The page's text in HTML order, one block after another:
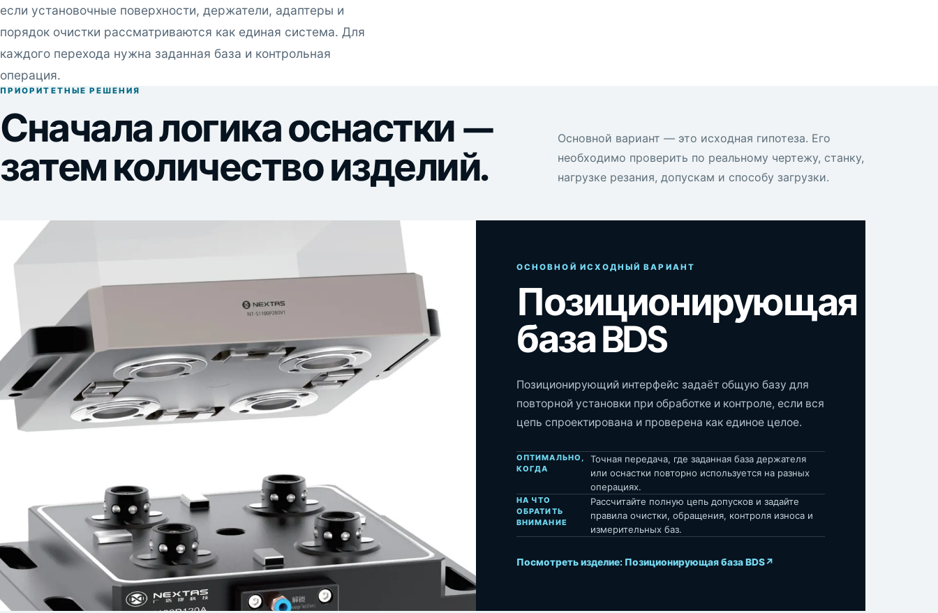
если установочные поверхности, держатели, адаптеры и
порядок очистки рассматриваются как единая система. Для
каждого перехода нужна заданная база и контрольная
операция.
ПРИОРИТЕТНЫЕ РЕШЕНИЯ
Сначала логика оснастки —
затем количество изделий.
Основной вариант — это исходная гипотеза. Его
необходимо проверить по реальному чертежу, станку,
нагрузке резания, допускам и способу загрузки.
ОСНОВНОЙ ИСХОДНЫЙ ВАРИАНТ
Позиционирующая
база BDS
Позиционирующий интерфейс задаёт общую базу для
повторной установки при обработке и контроле, если вся
цепь спроектирована и проверена как единое целое.
ОПТИМАЛЬНО,
КОГДА
Точная передача, где заданная база держателя
или оснастки повторно используется на разных
операциях.
НА ЧТО
ОБРАТИТЬ
ВНИМАНИЕ
Рассчитайте полную цепь допусков и задайте
правила очистки, обращения, контроля износа и
измерительных баз.
Посмотреть изделие: Позиционирующая база BDS↗